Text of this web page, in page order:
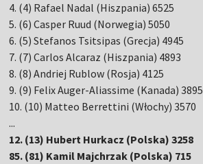
4. (4) Rafael Nadal (Hiszpania) 6525
5. (6) Casper Ruud (Norwegia) 5050
6. (5) Stefanos Tsitsipas (Grecja) 4945
7. (7) Carlos Alcaraz (Hiszpania) 4893
8. (8) Andriej Rublow (Rosja) 4125
9. (9) Felix Auger-Aliassime (Kanada) 3895
10. (10) Matteo Berrettini (Włochy) 3570
...
12. (13) Hubert Hurkacz (Polska) 3258
85. (81) Kamil Majchrzak (Polska) 715